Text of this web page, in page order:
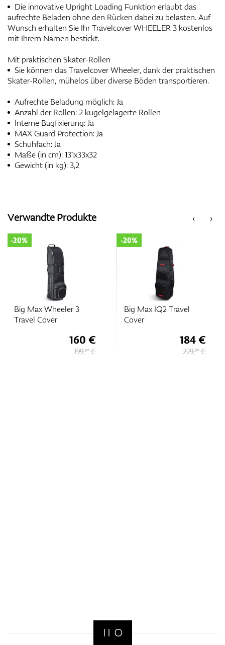
Die innovative Upright Loading Funktion erlaubt das
aufrechte Beladen ohne den Rücken dabei zu belasten. Auf
Wunsch erhalten Sie Ihr Travelcover WHEELER 3 kostenlos
mit Ihrem Namen bestickt.
Mit praktischen Skater-Rollen
Sie können das Travelcover Wheeler, dank der praktischen
Skater-Rollen, mühelos über diverse Böden transportieren.
Aufrechte Beladung möglich: Ja
Anzahl der Rollen: 2 kugelgelagerte Rollen
Interne Bagfixierung: Ja
MAX Guard Protection: Ja
Schuhfach: Ja
Maße (in cm): 131x33x32
Gewicht (in kg): 3,2
‹
Verwandte Produkte ›
Big Max Wheeler 3
Travel Cover
-20%
160 €
199,90€
Big Max IQ2 Travel
Cover
-20%
184 €
229,90€